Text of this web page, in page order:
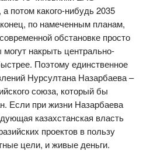
потом какого-нибудь 2035
по намеченным планам,
обстановке просто
накрыть центрально-
Поэтому единственное
Нурсултана Назарбаева –
союза, который бы
Если при жизни Назарбаева
казахстанская власть
проектов в пользу
цели, и живые деньги.